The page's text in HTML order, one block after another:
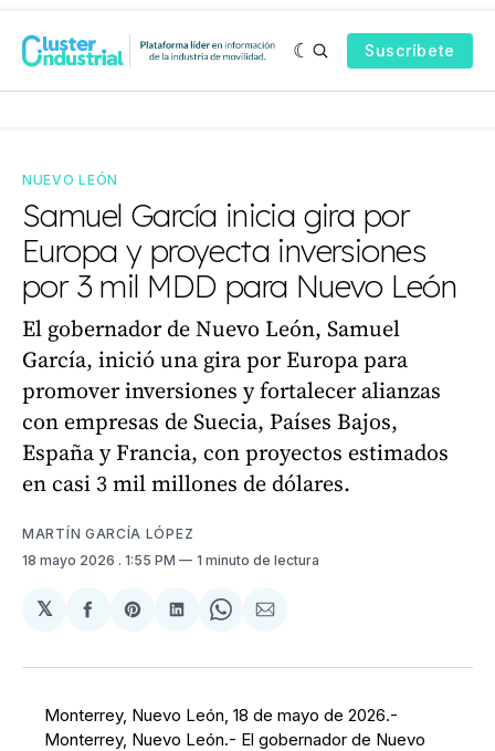
Suscríbete
NUEVO LEÓN
Samuel García inicia gira por
Europa y proyecta inversiones
por 3 mil MDD para Nuevo León
El gobernador de Nuevo León, Samuel
García, inició una gira por Europa para
promover inversiones y fortalecer alianzas
con empresas de Suecia, Países Bajos,
España y Francia, con proyectos estimados
en casi 3 mil millones de dólares.
MARTÍN GARCÍA LÓPEZ
18 mayo 2026 . 1:55 PM 1 minuto de lectura
𝕏
Compartir
Facebook
Share
Pinterest
Compartir
LinkedIn
Share
WhatsApp
Compartir
Email
Monterrey, Nuevo León, 18 de mayo de 2026.-
Monterrey, Nuevo León.- El gobernador de Nuevo